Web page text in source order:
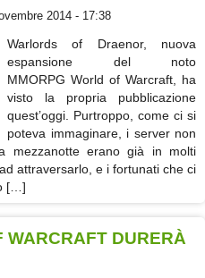
2014 - 17:38
Warlords of Draenor, nuova
espansione del noto
MMORPG World of Warcraft, ha
visto la propria pubblicazione
quest’oggi. Purtroppo, come ci si
poteva immaginare, i server non
mezzanotte erano già in molti
attraversarlo, e i fortunati che ci
[…]
WARCRAFT DURERÀ